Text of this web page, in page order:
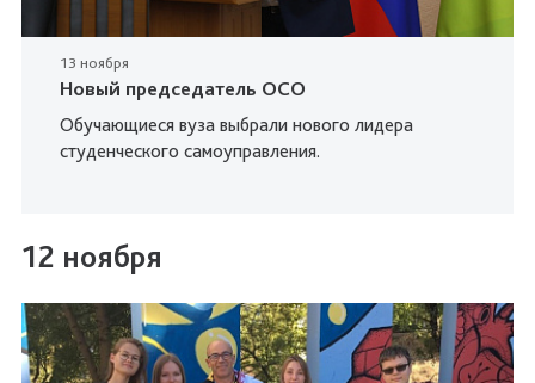
13 ноября
Новый председатель ОСО
Обучающиеся вуза выбрали нового лидера
студенческого самоуправления.
12 ноября